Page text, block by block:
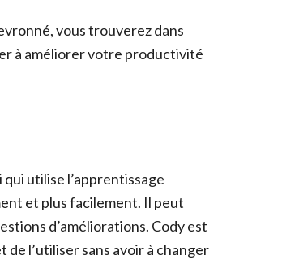
vous trouverez dans
à améliorer votre productivité
utilise l’apprentissage
et plus facilement. Il peut
d’améliorations. Cody est
l’utiliser sans avoir à changer